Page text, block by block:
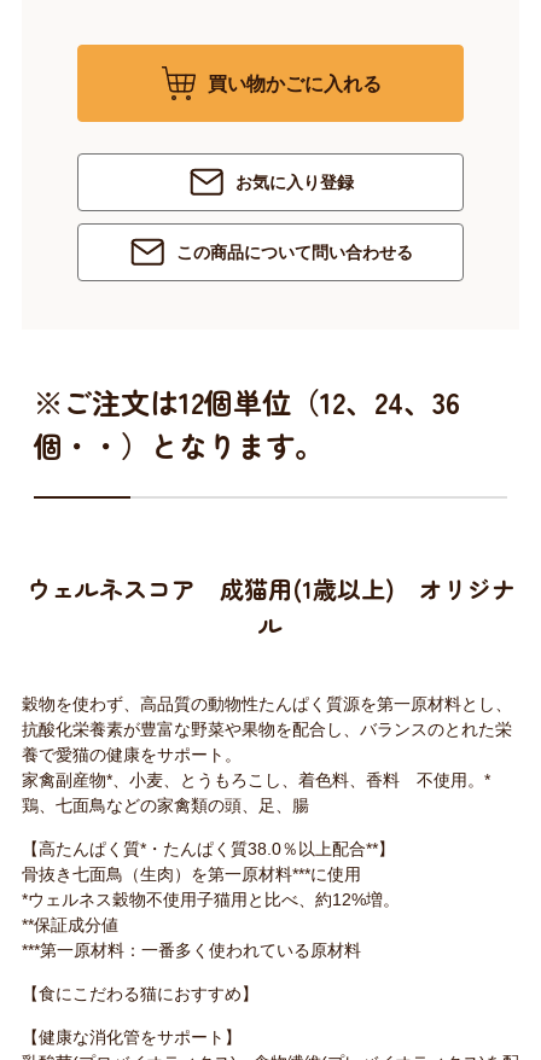
買い物かごに入れる
お気に入り登録
この商品について問い合わせる
※ご注文は12個単位（12、24、36
個・・）となります。
ウェルネスコア 成猫用(1歳以上) オリジナ
ル
穀物を使わず、高品質の動物性たんぱく質源を第一原材料とし、
抗酸化栄養素が豊富な野菜や果物を配合し、バランスのとれた栄
養で愛猫の健康をサポート。
家禽副産物*、小麦、とうもろこし、着色料、香料 不使用。*
鶏、七面鳥などの家禽類の頭、足、腸
【高たんぱく質*・たんぱく質38.0％以上配合**】
骨抜き七面鳥（生肉）を第一原材料***に使用
*ウェルネス穀物不使用子猫用と比べ、約12%増。
**保証成分値
***第一原材料：一番多く使われている原材料
【食にこだわる猫におすすめ】
【健康な消化管をサポート】